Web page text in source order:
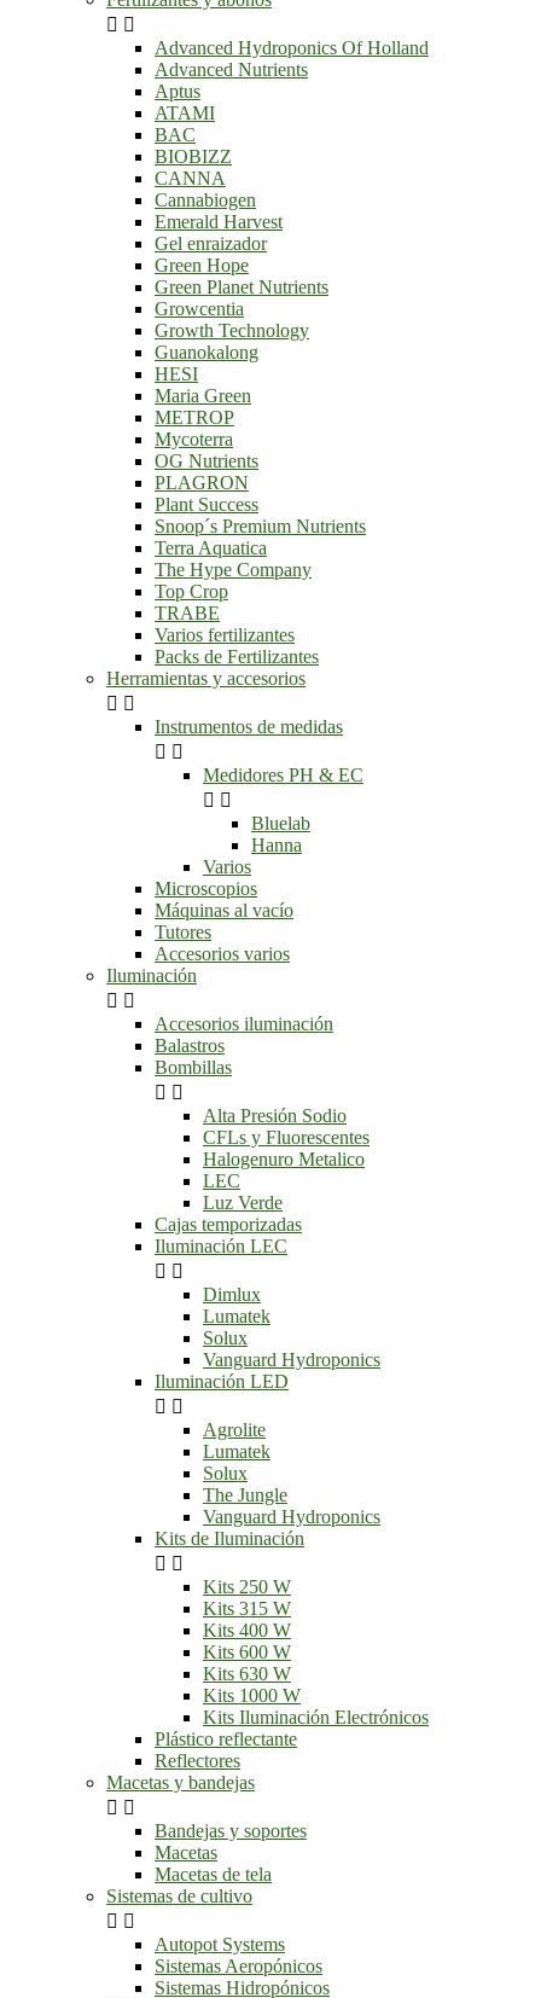
 
Advanced Hydroponics Of Holland
Advanced Nutrients
Aptus
ATAMI
BAC
BIOBIZZ
CANNA
Cannabiogen
Emerald Harvest
Gel enraizador
Green Hope
Green Planet Nutrients
Growcentia
Growth Technology
Guanokalong
HESI
Maria Green
METROP
Mycoterra
OG Nutrients
PLAGRON
Plant Success
Snoop´s Premium Nutrients
Terra Aquatica
The Hype Company
Top Crop
TRABE
Varios fertilizantes
Packs de Fertilizantes
Herramientas y accesorios
 
Instrumentos de medidas
 
Medidores PH & EC
 
Bluelab
Hanna
Varios
Microscopios
Máquinas al vacío
Tutores
Accesorios varios
Iluminación
 
Accesorios iluminación
Balastros
Bombillas
 
Alta Presión Sodio
CFLs y Fluorescentes
Halogenuro Metalico
LEC
Luz Verde
Cajas temporizadas
Iluminación LEC
 
Dimlux
Lumatek
Solux
Vanguard Hydroponics
Iluminación LED
 
Agrolite
Lumatek
Solux
The Jungle
Vanguard Hydroponics
Kits de Iluminación
 
Kits 250 W
Kits 315 W
Kits 400 W
Kits 600 W
Kits 630 W
Kits 1000 W
Kits Iluminación Electrónicos
Plástico reflectante
Reflectores
Macetas y bandejas
 
Bandejas y soportes
Macetas
Macetas de tela
Sistemas de cultivo
 
Autopot Systems
Sistemas Aeropónicos
Sistemas Hidropónicos